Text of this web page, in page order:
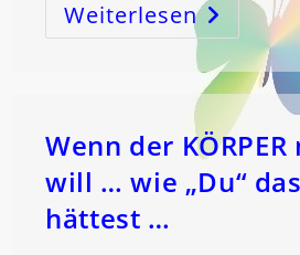
Weiterlesen Ist
Eine
Sache
…
Wenn der
will … wie „Du“
hättest …